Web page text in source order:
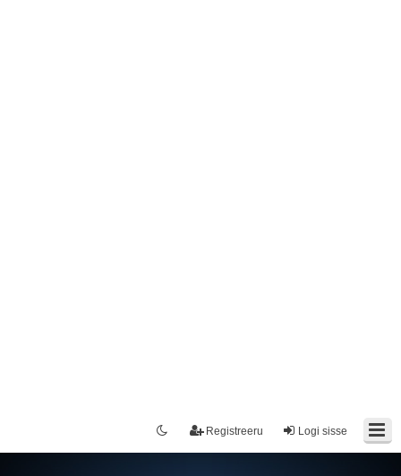
Logi sisse
Registreeru